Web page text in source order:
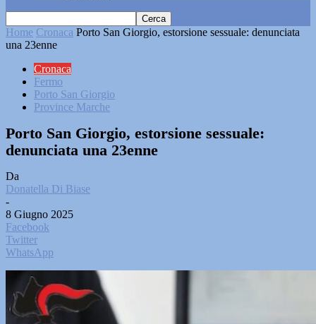
Home Cronaca Porto San Giorgio, estorsione sessuale: denunciata
una 23enne
Cronaca
Fermo
Porto San Giorgio
Province Marche
Porto San Giorgio, estorsione sessuale:
denunciata una 23enne
Da
Donatella Di Biase
-
8 Giugno 2025
Facebook
Twitter
WhatsApp